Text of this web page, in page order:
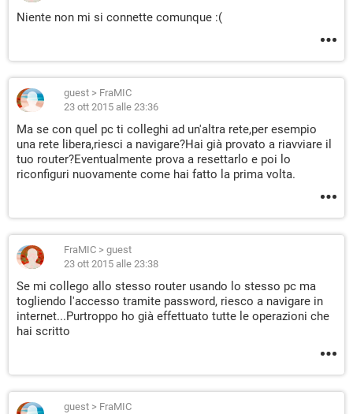
Niente non mi si connette comunque :(
guest > FraMIC
23 ott 2015 alle 23:36
Ma se con quel pc ti colleghi ad un'altra rete,per esempio
una rete libera,riesci a navigare?Hai già provato a riavviare il
tuo router?Eventualmente prova a resettarlo e poi lo
riconfiguri nuovamente come hai fatto la prima volta.
FraMIC > guest
23 ott 2015 alle 23:38
Se mi collego allo stesso router usando lo stesso pc ma
togliendo l'accesso tramite password, riesco a navigare in
internet...Purtroppo ho già effettuato tutte le operazioni che
hai scritto
guest > FraMIC